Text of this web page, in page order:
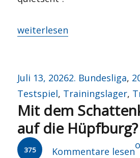
„Jetzt geht’s los?“
weiterlesen
Veröffentlicht
am
Juli 13, 2026Kategorien
2. Bundesliga,
Testspiel, Trainingslager,
Mit dem
auf die Hüpfburg?
375 Kommentare lesen